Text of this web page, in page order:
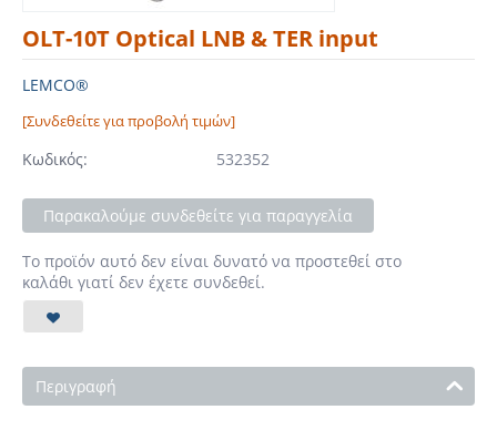
OLT-10T Optical LNB & TER input
LEMCO®
[Συνδεθείτε για προβολή τιμών]
Κωδικός: 532352
Παρακαλούμε συνδεθείτε για παραγγελία
Το προϊόν αυτό δεν είναι δυνατό να προστεθεί στο
καλάθι γιατί δεν έχετε συνδεθεί.
Περιγραφή